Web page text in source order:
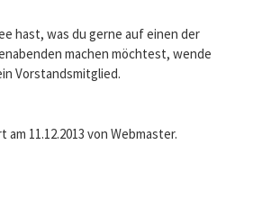
hast, was du gerne auf einen der
machen möchtest, wende
Vorstandsmitglied.
11.12.2013 von Webmaster.